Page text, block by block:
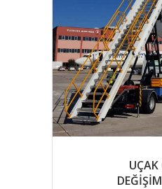
UÇAK